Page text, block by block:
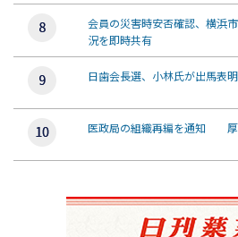
会員の災害時安否確認、横
況を即時共有
日歯会長選、小林氏が出馬
医政局の組織再編を通知 厚